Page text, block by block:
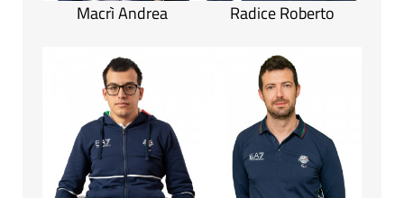
Macrì Andrea Radice Roberto